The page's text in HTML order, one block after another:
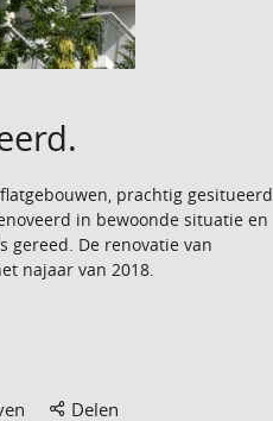
prachtig gesitueerd
in bewoonde situatie en
gereed. De renovatie van
najaar van 2018.
Delen